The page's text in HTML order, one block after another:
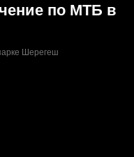
по МТБ в
Шерегеш